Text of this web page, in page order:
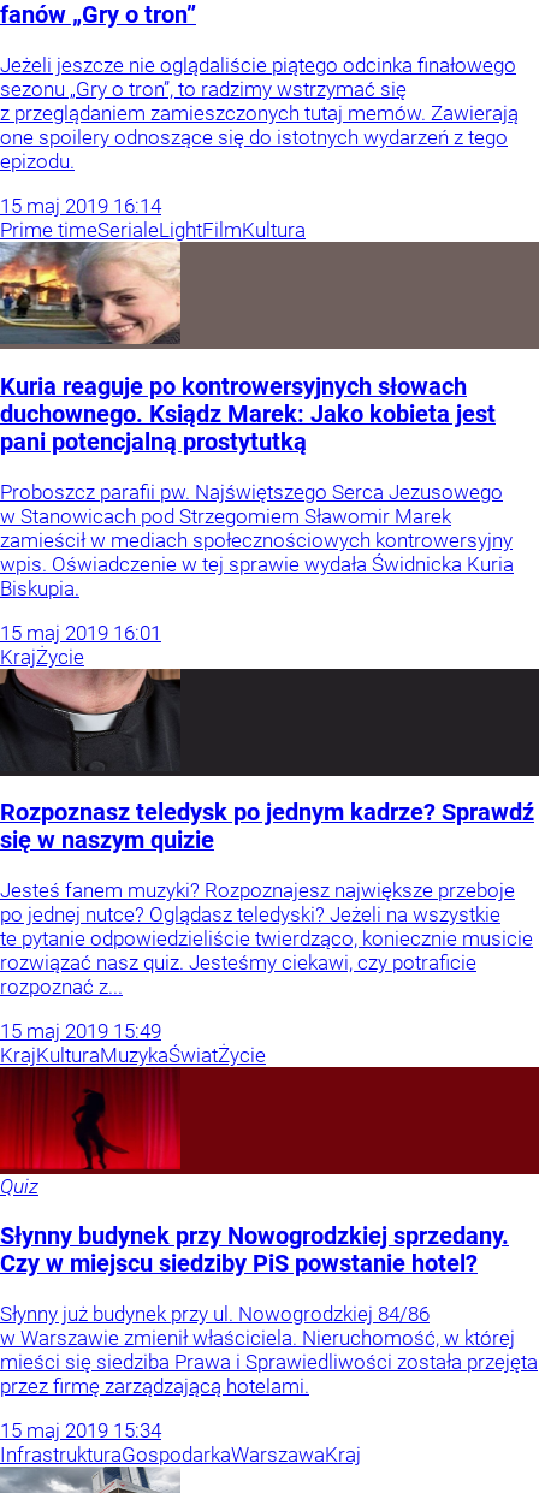
fanów „Gry o tron”
Jeżeli jeszcze nie oglądaliście piątego odcinka finałowego
sezonu „Gry o tron”, to radzimy wstrzymać się
z przeglądaniem zamieszczonych tutaj memów. Zawierają
one spoilery odnoszące się do istotnych wydarzeń z tego
epizodu.
15 maj 2019 16:14
Prime timeSerialeLightFilmKultura
Kuria reaguje po kontrowersyjnych słowach
duchownego. Ksiądz Marek: Jako kobieta jest
pani potencjalną prostytutką
Proboszcz parafii pw. Najświętszego Serca Jezusowego
w Stanowicach pod Strzegomiem Sławomir Marek
zamieścił w mediach społecznościowych kontrowersyjny
wpis. Oświadczenie w tej sprawie wydała Świdnicka Kuria
Biskupia.
15 maj 2019 16:01
KrajŻycie
Rozpoznasz teledysk po jednym kadrze? Sprawdź
się w naszym quizie
Jesteś fanem muzyki? Rozpoznajesz największe przeboje
po jednej nutce? Oglądasz teledyski? Jeżeli na wszystkie
te pytanie odpowiedzieliście twierdząco, koniecznie musicie
rozwiązać nasz quiz. Jesteśmy ciekawi, czy potraficie
rozpoznać z...
15 maj 2019 15:49
KrajKulturaMuzykaŚwiatŻycie
Quiz
Słynny budynek przy Nowogrodzkiej sprzedany.
Czy w miejscu siedziby PiS powstanie hotel?
Słynny już budynek przy ul. Nowogrodzkiej 84/86
w Warszawie zmienił właściciela. Nieruchomość, w której
mieści się siedziba Prawa i Sprawiedliwości została przejęta
przez firmę zarządzającą hotelami.
15 maj 2019 15:34
InfrastrukturaGospodarkaWarszawaKraj